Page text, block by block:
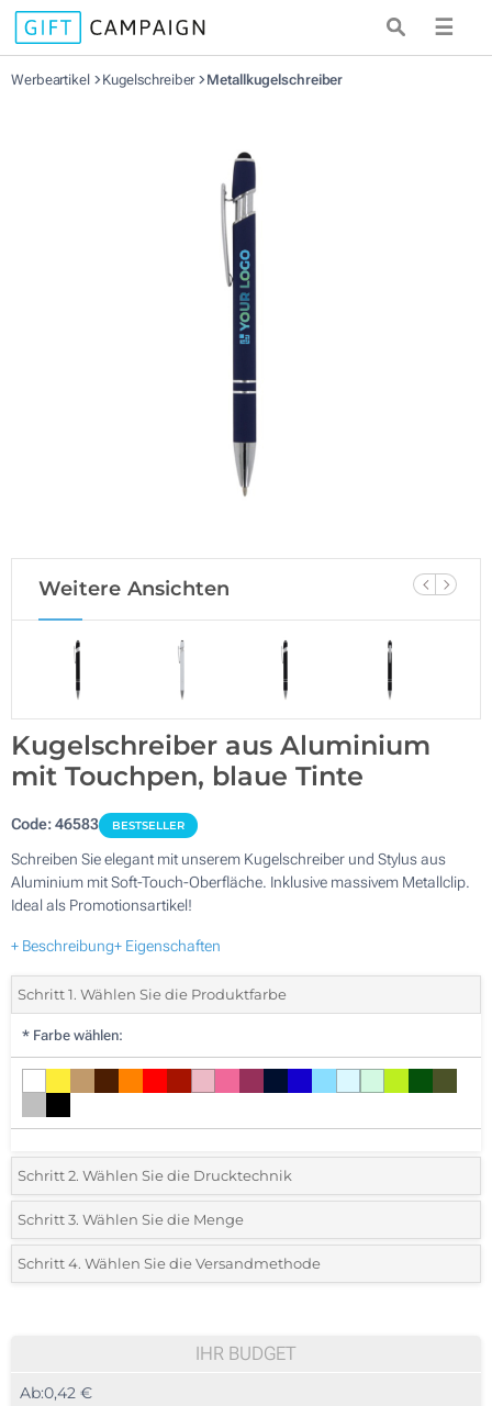
☰
Werbeartikel Kugelschreiber Metallkugelschreiber
Weitere Ansichten
Kugelschreiber aus Aluminium
mit Touchpen, blaue Tinte
Code:46583 BESTSELLER
Schreiben Sie elegant mit unserem Kugelschreiber und Stylus aus
Aluminium mit Soft-Touch-Oberfläche. Inklusive massivem Metallclip.
Ideal als Promotionsartikel!
+ Beschreibung+ Eigenschaften
Schritt 1. Wählen Sie die Produktfarbe
* Farbe wählen:
Schritt 2. Wählen Sie die Drucktechnik
*Wählen Sie die Druck- und Farbtechniken für Ihr Logo:
Reliefdruck (Auf den Schaft)
Schritt 3. Wählen Sie die Menge
*Bitte wählen Sie Ihre gewünschte Menge
50
Schritt 4. Wählen Sie die Versandmethode
IHR BUDGET
Ab:0,42 €